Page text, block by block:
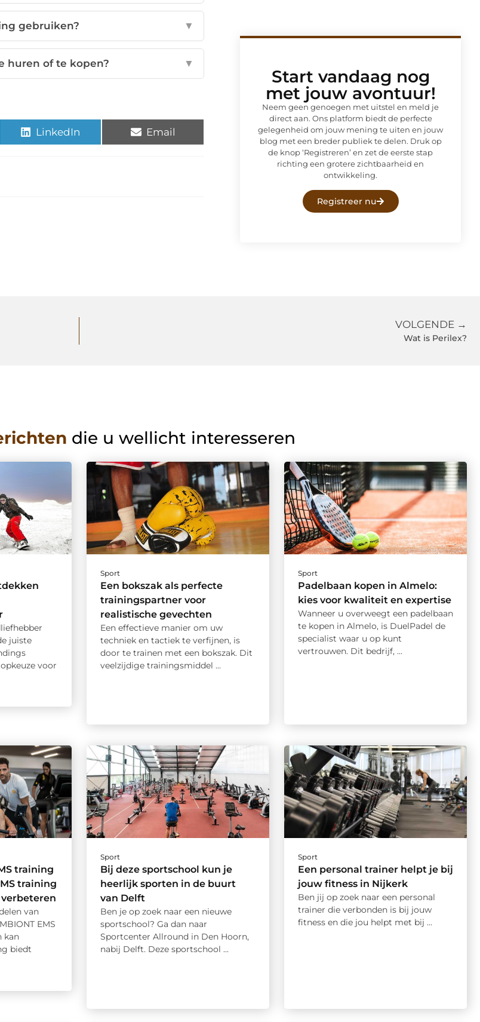
gebruiken? ▼
huren of te kopen? ▼
LinkedIn Email
Start vandaag nog
met jouw avontuur!
Neem geen genoegen met uitstel en meld je
direct aan. Ons platform biedt de perfecte
gelegenheid om jouw mening te uiten en jouw
blog met een breder publiek te delen. Druk op
de knop ‘Registreren’ en zet de eerste stap
richting een grotere zichtbaarheid en
ontwikkeling.
Registreer nu
VOLGENDE →
Wat is Perilex?
die u wellicht interesseren
juiste
voor
Sport
Een bokszak als perfecte
trainingspartner voor
realistische gevechten
Een effectieve manier om uw
techniek en tactiek te verfijnen, is
door te trainen met een bokszak. Dit
veelzijdige trainingsmiddel ...
Sport
Padelbaan kopen in Almelo:
kies voor kwaliteit en expertise
Wanneer u overweegt een padelbaan
te kopen in Almelo, is DuelPadel de
specialist waar u op kunt
vertrouwen. Dit bedrijf, ...
training
training
van
EMS
kan
biedt
Sport
Bij deze sportschool kun je
heerlijk sporten in de buurt
van Delft
Ben je op zoek naar een nieuwe
sportschool? Ga dan naar
Sportcenter Allround in Den Hoorn,
nabij Delft. Deze sportschool ...
Sport
Een personal trainer helpt je bij
jouw fitness in Nijkerk
Ben jij op zoek naar een personal
trainer die verbonden is bij jouw
fitness en die jou helpt met bij ...